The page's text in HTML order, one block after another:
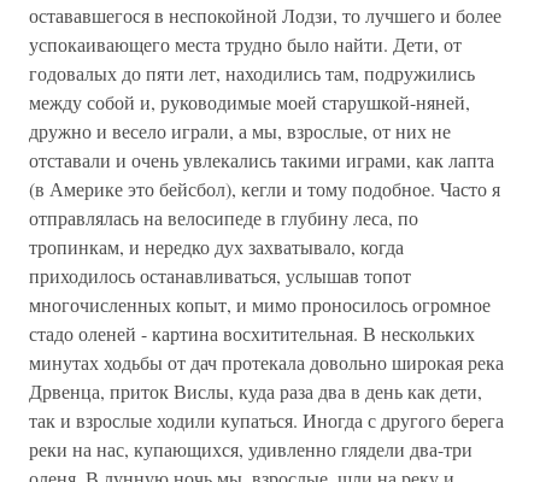
остававшегося в неспокойной Лодзи, то лучшего и более
успокаивающего места трудно было найти. Дети, от
годовалых до пяти лет, находились там, подружились
между собой и, руководимые моей старушкой-няней,
дружно и весело играли, а мы, взрослые, от них не
отставали и очень увлекались такими играми, как лапта
(в Америке это бейсбол), кегли и тому подобное. Часто я
отправлялась на велосипеде в глубину леса, по
тропинкам, и нередко дух захватывало, когда
приходилось останавливаться, услышав топот
многочисленных копыт, и мимо проносилось огромное
стадо оленей - картина восхитительная. В нескольких
минутах ходьбы от дач протекала довольно широкая река
Дрвенца, приток Вислы, куда раза два в день как дети,
так и взрослые ходили купаться. Иногда с другого берега
реки на нас, купающихся, удивленно глядели два-три